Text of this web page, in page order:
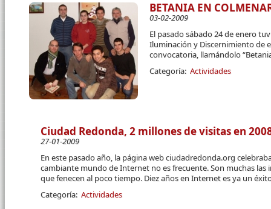
BETANIA EN
03-02-2009
El pasado sábado 24 de enero
Iluminación y Discernimiento de
convocatoria, llamándolo
Categoría: Actividades
Ciudad Redonda, 2 millones de visitas en
27-01-2009
En este pasado año, la página web ciudadredonda.org
cambiante mundo de Internet no es frecuente. Son muchas las
que fenecen al poco tiempo. Diez años en Internet es ya un
Categoría: Actividades